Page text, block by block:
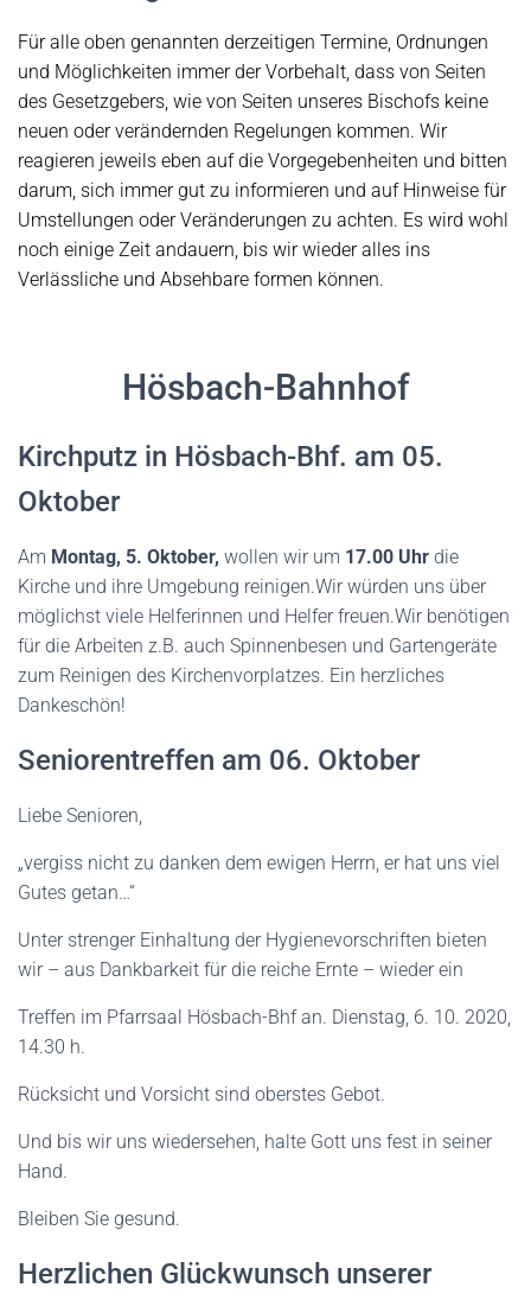
Für alle oben genannten derzeitigen Termine, Ordnungen
und Möglichkeiten immer der Vorbehalt, dass von Seiten
des Gesetzgebers, wie von Seiten unseres Bischofs keine
neuen oder verändernden Regelungen kommen. Wir
reagieren jeweils eben auf die Vorgegebenheiten und bitten
darum, sich immer gut zu informieren und auf Hinweise für
Umstellungen oder Veränderungen zu achten. Es wird wohl
noch einige Zeit andauern, bis wir wieder alles ins
Verlässliche und Absehbare formen können.
Hösbach-Bahnhof
Kirchputz in Hösbach-Bhf. am 05.
Oktober
Am Montag, 5. Oktober, wollen wir um 17.00 Uhr die
Kirche und ihre Umgebung reinigen.Wir würden uns über
möglichst viele Helferinnen und Helfer freuen.Wir benötigen
für die Arbeiten z.B. auch Spinnenbesen und Gartengeräte
zum Reinigen des Kirchenvorplatzes. Ein herzliches
Dankeschön!
Seniorentreffen am 06. Oktober
Liebe Senioren,
„vergiss nicht zu danken dem ewigen Herrn, er hat uns viel
Gutes getan…“
Unter strenger Einhaltung der Hygienevorschriften bieten
wir – aus Dankbarkeit für die reiche Ernte – wieder ein
Treffen im Pfarrsaal Hösbach-Bhf an. Dienstag, 6. 10. 2020,
14.30 h.
Rücksicht und Vorsicht sind oberstes Gebot.
Und bis wir uns wiedersehen, halte Gott uns fest in seiner
Hand.
Bleiben Sie gesund.
Herzlichen Glückwunsch unserer